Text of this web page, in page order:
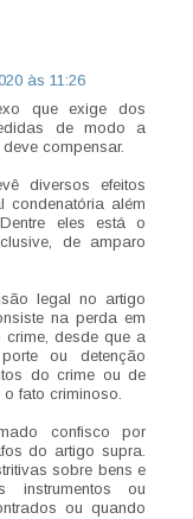
às 11:26
que exige dos
de modo a
compensar.
diversos efeitos
condenatória além
eles está o
de amparo
legal no artigo
na perda em
crime, desde que a
ou detenção
do crime ou de
fato criminoso.
confisco por
do artigo supra.
sobre bens e
instrumentos ou
ou quando